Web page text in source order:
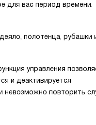
для вас период времени.
полотенца, рубашки
управления
и деактивируется
невозможно повторить